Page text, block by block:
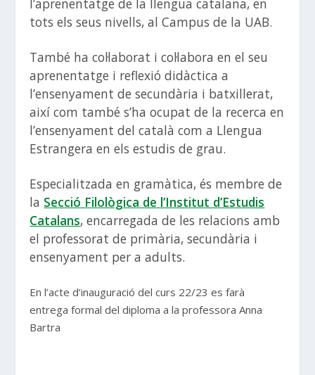
l’aprenentatge de la llengua catalana, en
tots els seus nivells, al Campus de la UAB.
També ha col·laborat i col·labora en el seu
aprenentatge i reflexió didàctica a
l’ensenyament de secundària i batxillerat,
així com també s’ha ocupat de la recerca en
l’ensenyament del català com a Llengua
Estrangera en els estudis de grau.
Especialitzada en gramàtica, és membre de
la Secció Filològica de l’Institut d’Estudis
Catalans, encarregada de les relacions amb
el professorat de primària, secundària i
ensenyament per a adults.
En l’acte d’inauguració del curs 22/23 es farà
entrega formal del diploma a la professora Anna
Bartra